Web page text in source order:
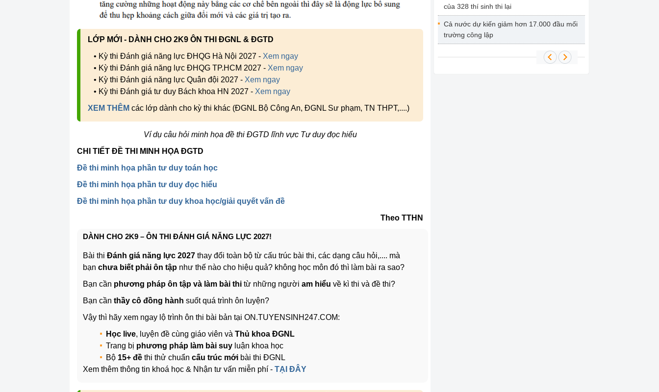
LỚP MỚI - DÀNH CHO 2K9 ÔN THI ĐGNL & ĐGTD
• Kỳ thi Đánh giá năng lực ĐHQG Hà Nội 2027 - Xem ngay
• Kỳ thi Đánh giá năng lực ĐHQG TP.HCM 2027 - Xem ngay
• Kỳ thi Đánh giá năng lực Quân đội 2027 - Xem ngay
• Kỳ thi Đánh giá tư duy Bách khoa HN 2027 - Xem ngay
XEM THÊM các lớp dành cho kỳ thi khác (ĐGNL Bộ Công An, ĐGNL Sư phạm, TN THPT,....)
Ví dụ câu hỏi minh họa đề thi ĐGTD lĩnh vực Tư duy đọc hiểu
CHI TIẾT ĐỀ THI MINH HỌA ĐGTD
Đề thi minh họa phần tư duy toán học
Đề thi minh họa phần tư duy đọc hiểu
Đề thi minh họa phần tư duy khoa học/giải quyết vấn đề
Theo TTHN
DÀNH CHO 2K9 – ÔN THI ĐÁNH GIÁ NĂNG LỰC 2027!
Bài thi Đánh giá năng lực 2027 thay đổi toàn bộ từ cấu trúc bài thi, các dạng câu hỏi,.... mà
bạn chưa biết phải ôn tập như thế nào cho hiệu quả? không học môn đó thì làm bài ra sao?
Bạn cần phương pháp ôn tập và làm bài thi từ những người am hiểu về kì thi và đề thi?
Bạn cần thầy cô đồng hành suốt quá trình ôn luyện?
Vậy thì hãy xem ngay lộ trình ôn thi bài bản tại ON.TUYENSINH247.COM:
Học live, luyện đề cùng giáo viên và Thủ khoa ĐGNL
Trang bị phương pháp làm bài suy luận khoa học
Bộ 15+ đề thi thử chuẩn cấu trúc mới bài thi ĐGNL
Xem thêm thông tin khoá học & Nhận tư vấn miễn phí - TẠI ĐÂY
của 328 thí sinh thi lại
Cả nước dự kiến giảm hơn 17.000 đầu mối
trường công lập